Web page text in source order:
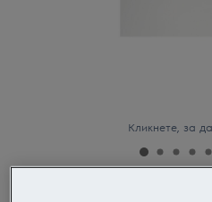
Кликнете, за